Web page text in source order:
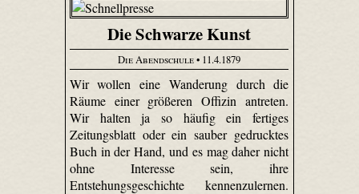
Die Schwarze Kunst
Die Abendschule• 11.4.1879
Wir wollen eine Wanderung durch die
Räume einer größeren Offizin antreten.
Wir halten ja so häufig ein fertiges
Zeitungsblatt oder ein sauber gedrucktes
Buch in der Hand, und es mag daher nicht
ohne Interesse sein, ihre
Entstehungsgeschichte kennenzulernen.